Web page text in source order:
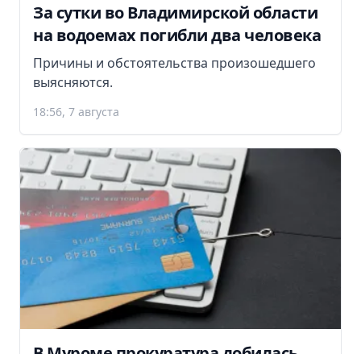
За сутки во Владимирской области
на водоемах погибли два человека
Причины и обстоятельства произошедшего
выясняются.
18:56, 7 августа